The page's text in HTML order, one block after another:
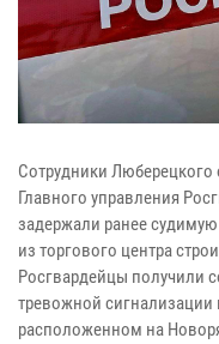
Сотрудники
Главного управления
задержали ранее
из торгового центра
Росгвардейцы получили
тревожной сигнализации
расположенном на